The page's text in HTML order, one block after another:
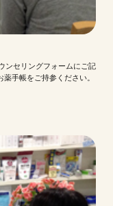
ンセリングフォームにご記
手帳をご持参ください。